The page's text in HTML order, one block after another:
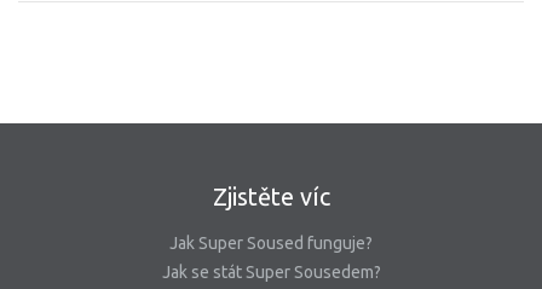
Zjistěte víc
Jak Super Soused funguje?
Jak se stát Super Sousedem?